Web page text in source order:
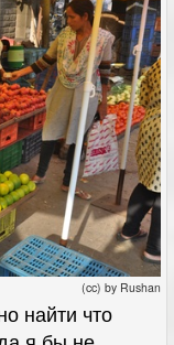
(cc) by Rushan
найти что